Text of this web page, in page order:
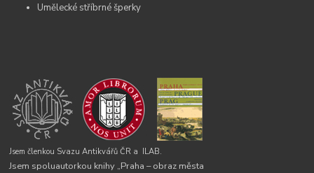
Umělecké stříbrné šperky
Jsem členkou Svazu Antikvářů ČR a ILAB.
Jsem spoluautorkou knihy „Praha – obraz města